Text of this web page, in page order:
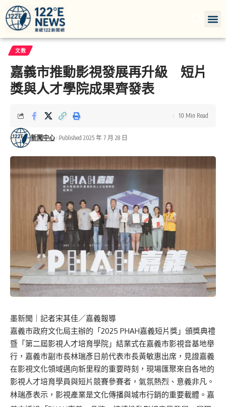
文教
嘉義市推動影視發展再升級 短片
獎與人才學院成果齊發表
新聞中心 Published 2025 年 7 月 28 日
10 Min Read
墨新聞
｜記者宋其佳／嘉義報導
嘉義市政府文化局主辦的「2025 PHAH嘉義短片獎」頒獎典禮
暨「第二屆影視人才培育學院」結業式在嘉義市影視音基地舉
行，嘉義市副市長林瑞彥日前代表市長黃敏惠出席，見證嘉義
在影視文化領域邁向新里程的重要時刻，現場匯聚來自各地的
影視人才培育學員與短片競賽參賽者，氣氛熱烈、意義非凡。
林瑞彥表示，影視產業是文化傳播與城市行銷的重要載體。嘉